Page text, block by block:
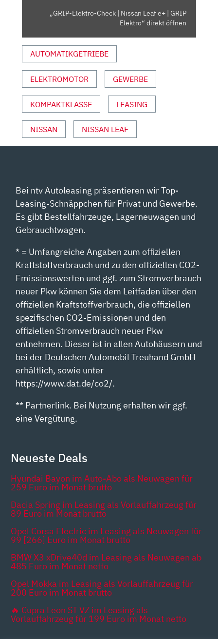
YOUTUBE
ANZEIGEN
„GRIP-Elektro-Check | Nissan Leaf e+ | GRIP
Elektro“ direkt öffnen
AUTOMATIKGETRIEBE
ELEKTROMOTOR GEWERBE
KOMPAKTKLASSE LEASING
NISSAN NISSAN LEAF
Bei ntv Autoleasing präsentieren wir Top-
Leasing-Schnäppchen für Privat und Gewerbe.
Es gibt Bestellfahrzeuge, Lagerneuwagen und
Gebrauchtwagen.
* = Umfangreiche Angaben zum offiziellen
Kraftstoffverbrauch und zu den offiziellen CO2-
Emissionswerten und ggf. zum Stromverbrauch
neuer Pkw können Sie dem Leitfaden über den
offiziellen Kraftstoffverbrauch, die offiziellen
spezifischen CO2-Emissionen und den
offiziellen Stromverbrauch neuer Pkw
entnehmen. Dieser ist in allen Autohäusern und
bei der Deutschen Automobil Treuhand GmbH
erhältlich, sowie unter
https://www.dat.de/co2/.
** Partnerlink. Bei Nutzung erhalten wir ggf.
eine Vergütung.
Neueste Deals
Hyundai Bayon im Auto-Abo als Neuwagen für
259 Euro im Monat brutto
Dacia Spring im Leasing als Vorlauffahrzeug für
89 Euro im Monat brutto
Opel Corsa Electric im Leasing als Neuwagen für
99 [266] Euro im Monat brutto
BMW X3 xDrive40d im Leasing als Neuwagen ab
485 Euro im Monat netto
Opel Mokka im Leasing als Vorlauffahrzeug für
200 Euro im Monat brutto
🔥 Cupra Leon ST VZ im Leasing als
Vorlauffahrzeug für 199 Euro im Monat netto